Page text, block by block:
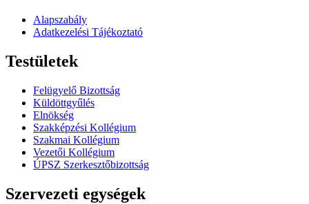
Alapszabály
Adatkezelési Tájékoztató
Testületek
Felügyelő Bizottság
Küldöttgyűlés
Elnökség
Szakképzési Kollégium
Szakmai Kollégium
Vezetői Kollégium
ÚPSZ Szerkesztőbizottság
Szervezeti egységek